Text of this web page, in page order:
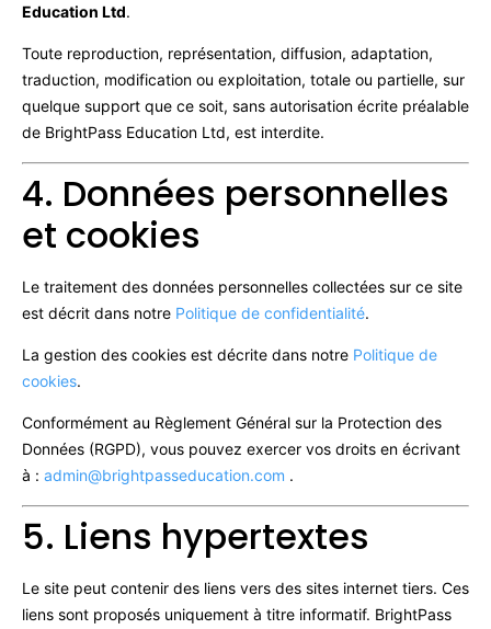
Education Ltd.
Toute reproduction, représentation, diffusion, adaptation,
traduction, modification ou exploitation, totale ou partielle, sur
quelque support que ce soit, sans autorisation écrite préalable
de BrightPass Education Ltd, est interdite.
4. Données personnelles
et cookies
Le traitement des données personnelles collectées sur ce site
est décrit dans notre Politique de confidentialité.
La gestion des cookies est décrite dans notre Politique de
cookies.
Conformément au Règlement Général sur la Protection des
Données (RGPD), vous pouvez exercer vos droits en écrivant
à : admin@brightpasseducation.com .
5. Liens hypertextes
Le site peut contenir des liens vers des sites internet tiers. Ces
liens sont proposés uniquement à titre informatif. BrightPass